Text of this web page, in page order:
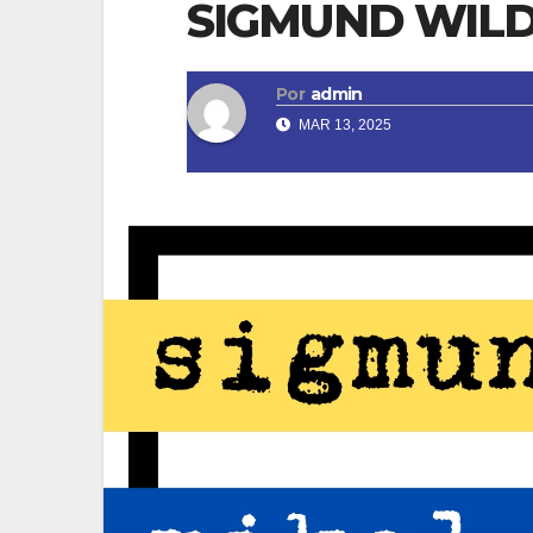
SIGMUND
Por admin
MAR 13, 2025